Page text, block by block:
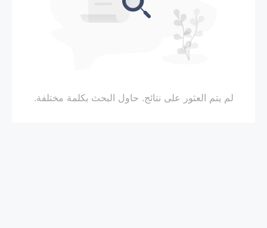
لم يتم العثور على نتائج. حاول البحث بكلمة مختلفة.